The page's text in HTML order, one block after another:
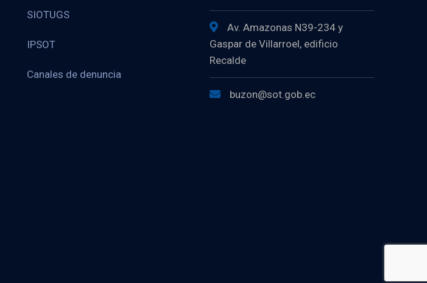
SIOTUGS
IPSOT
Canales de denuncia
Av. Amazonas N39-234 y
Gaspar de Villarroel, edificio
Recalde
buzon@sot.gob.ec